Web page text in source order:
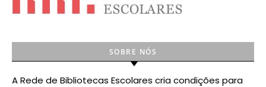
SOBRE NÓS
A Rede de Bibliotecas Escolares cria condições para